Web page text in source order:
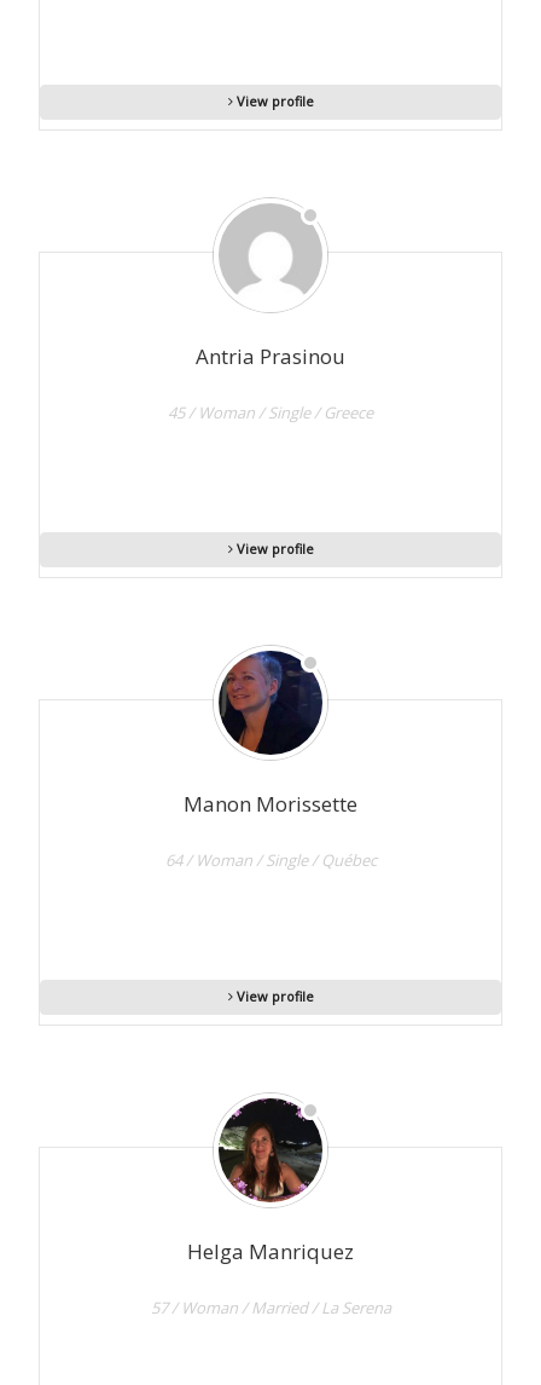
View profile
Antria Prasinou
45 / Woman / Single / Greece
View profile
Manon Morissette
64 / Woman / Single / Québec
View profile
Helga Manriquez
57 / Woman / Married / La Serena